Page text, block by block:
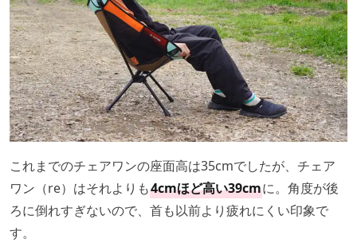
これまでのチェアワンの座面高は35cmでしたが、チェア
ワン（re）はそれよりも4cmほど高い39cmに。角度が後
ろに倒れすぎないので、首も以前より疲れにくい印象で
す。